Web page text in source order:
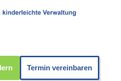
Termin vereinbaren